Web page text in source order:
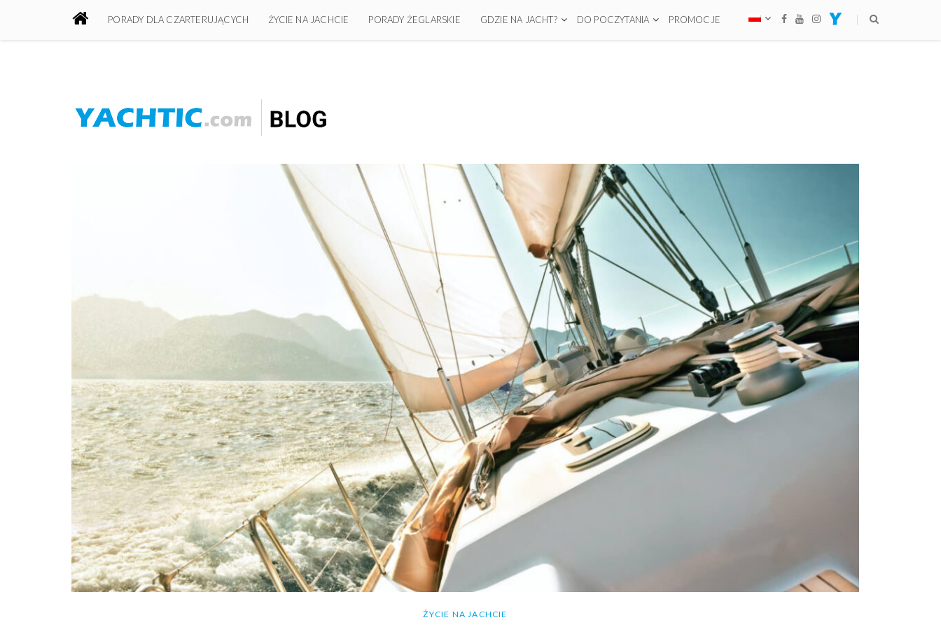
PORADY DLA CZARTERUJĄCYCH ŻYCIE NA JACHCIE PORADY ŻEGLARSKIE GDZIE NA JACHT? DO POCZYTANIA PROMOCJE
ŻYCIE NA JACHCIE